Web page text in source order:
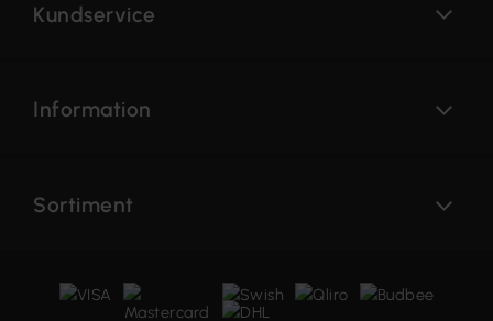
Kundservice
Information
Sortiment